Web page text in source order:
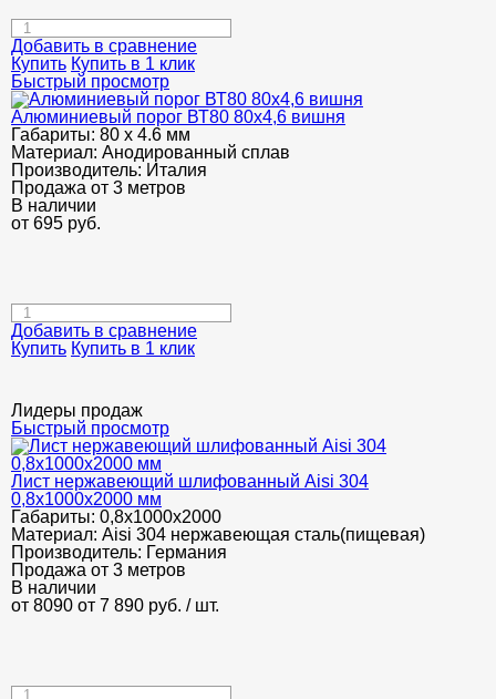
Добавить в сравнение
Купить Купить в 1 клик
Быстрый просмотр
Алюминиевый порог ВТ80 80х4,6 вишня
Габариты: 80 х 4.6 мм
Материал: Анодированный сплав
Производитель: Италия
Продажа от 3 метров
В наличии
от 695 руб.
Добавить в сравнение
Купить Купить в 1 клик
Лидеры продаж
Быстрый просмотр
Лист нержавеющий шлифованный Aisi 304
0,8х1000х2000 мм
Габариты: 0,8х1000х2000
Материал: Aisi 304 нержавеющая сталь(пищевая)
Производитель: Германия
Продажа от 3 метров
В наличии
от 8090 от 7 890 руб. / шт.